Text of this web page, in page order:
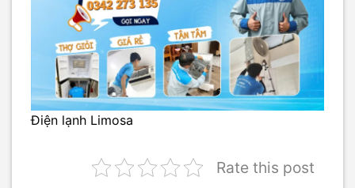
Điện lạnh Limosa
Rate this post